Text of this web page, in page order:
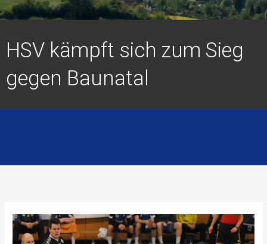
HSV kämpft sich zum Sieg
gegen Baunatal